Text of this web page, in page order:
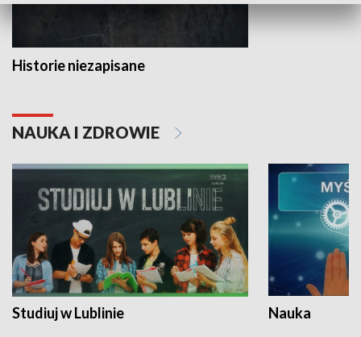
Historie niezapisane
NAUKA I ZDROWIE
Studiuj w Lublinie Nauka